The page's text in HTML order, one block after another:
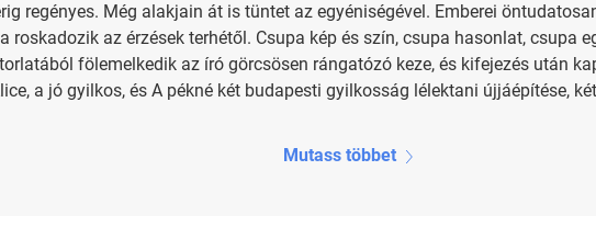
regényes. Még alakjain át is tüntet az egyéniségével. Emberei
roskadozik az érzések terhétől. Csupa kép és szín, csupa hasonlat, csupa
fölemelkedik az író görcsösen rángatózó keze, és kifejezés után
a jó gyilkos, és A pékné két budapesti gyilkosság lélektani újjáépítése,
Mutass többet